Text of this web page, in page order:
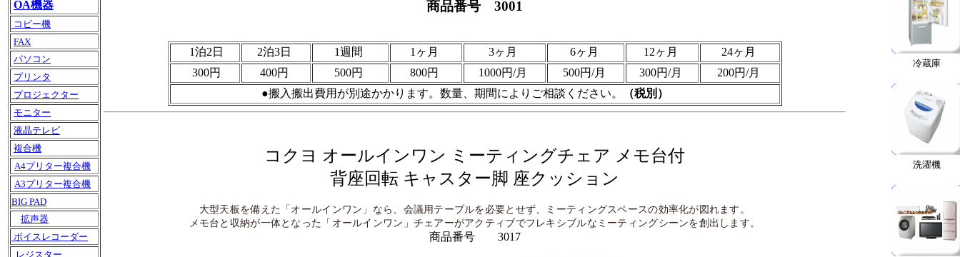
OA機器
コピー機
FAX
パソコン
プリンタ
プロジェクター
モニター
液晶テレビ
複合機
A4プリター複合機
A3プリター複合機
BIG PAD
拡声器
ボイスレコーダー
レジスター
商品番号 3001
1泊2日 2泊3日 1週間 1ヶ月 3ヶ月 6ヶ月 12ヶ月
24ヶ月
300円
400円 500円 800円 1000円/月 500円/月 300円/月
200円/月
●搬入搬出費用が別途かかります。数量、期間によりご相談ください。
（税別）
コクヨ オールインワン ミーティングチェア メモ台付
背座回転 キャスター脚 座クッション
大型天板を備えた「オールインワン」なら、会議用テーブルを必要とせず、ミーティングスペースの効率化が図れます。
メモ台と収納が一体となった「オールインワン」チェアーがアクティブでフレキシブルなミーティングシーンを創出します。
商品番号 3017
冷蔵庫
洗濯機